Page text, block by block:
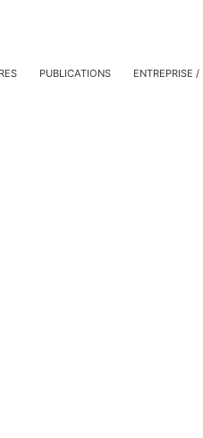
PUBLICATIONS ENTREPRISE